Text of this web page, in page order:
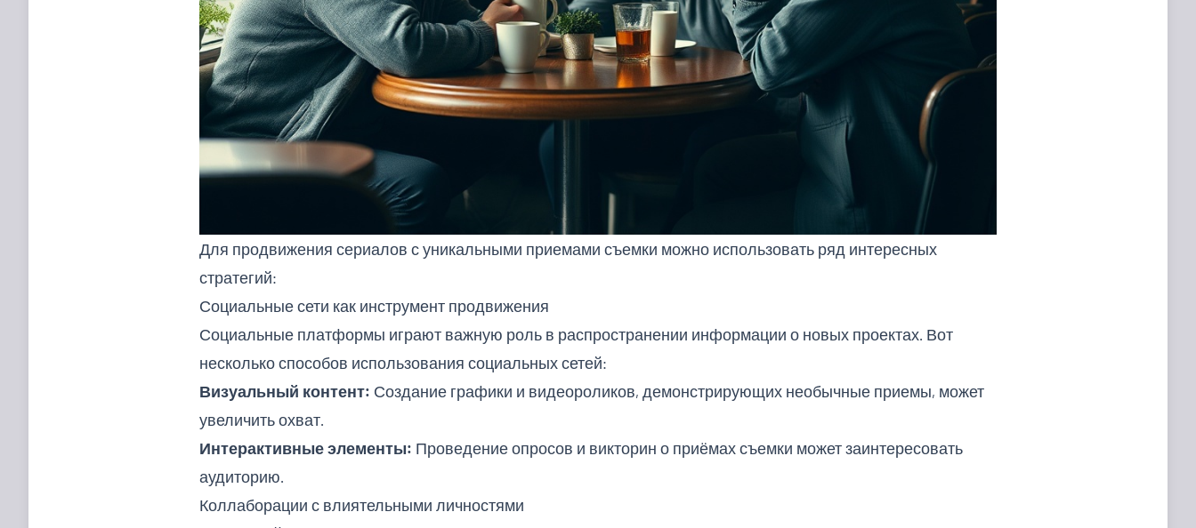
Для продвижения сериалов с уникальными приемами съемки можно использовать ряд интересных
стратегий:
Социальные сети как инструмент продвижения
Социальные платформы играют важную роль в распространении информации о новых проектах. Вот
несколько способов использования социальных сетей:
Визуальный контент: Создание графики и видеороликов, демонстрирующих необычные приемы, может
увеличить охват.
Интерактивные элементы: Проведение опросов и викторин о приёмах съемки может заинтересовать
аудиторию.
Коллаборации с влиятельными личностями